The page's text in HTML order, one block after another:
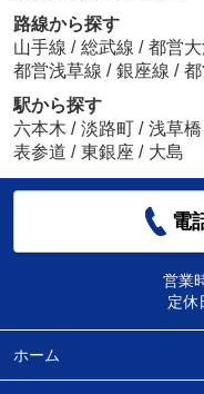
路線から探す
山手線 / 総武線 / 都営
都営浅草線 / 銀座線 /
駅から探す
六本木 / 淡路町 / 浅草橋
表参道 / 東銀座 / 大島
電
営業
定休
ホーム